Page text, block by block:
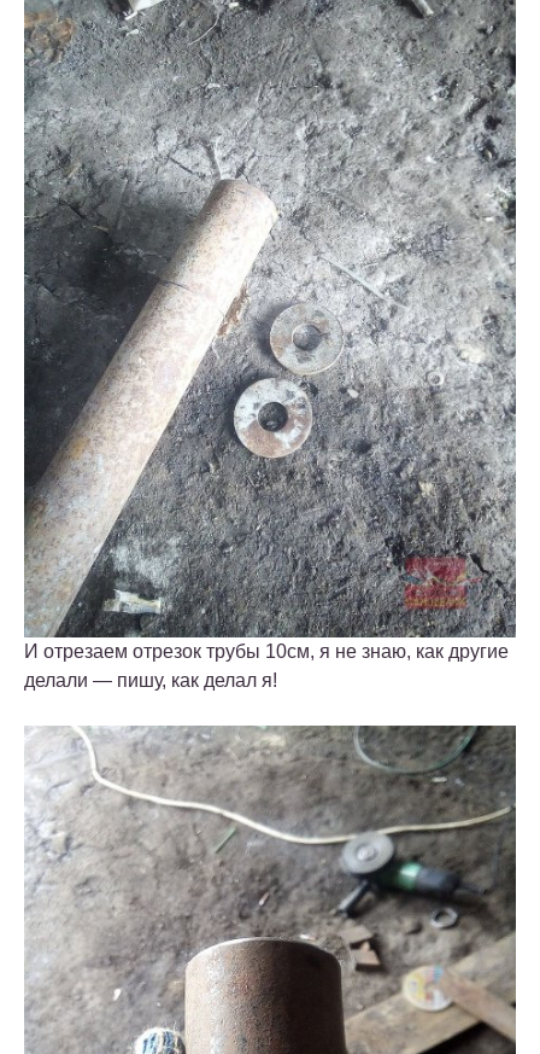
И отрезаем отрезок трубы 10см, я не знаю, как другие
делали — пишу, как делал я!